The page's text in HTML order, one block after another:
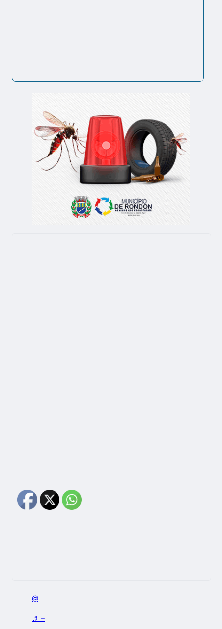
@
♬ –